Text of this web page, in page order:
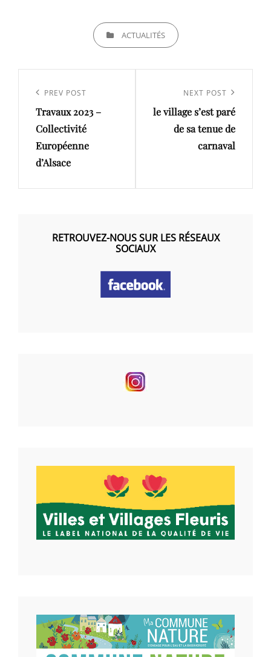
CATEGORIESACTUALITÉS
l’article
Previous
Post
PREV POST
Travaux 2023 –
Collectivité
Européenne
d’Alsace
Post
NEXT POST
le village s’est paré
de sa tenue de
carnaval
RETROUVEZ-NOUS SUR LES RÉSEAUX
SOCIAUX